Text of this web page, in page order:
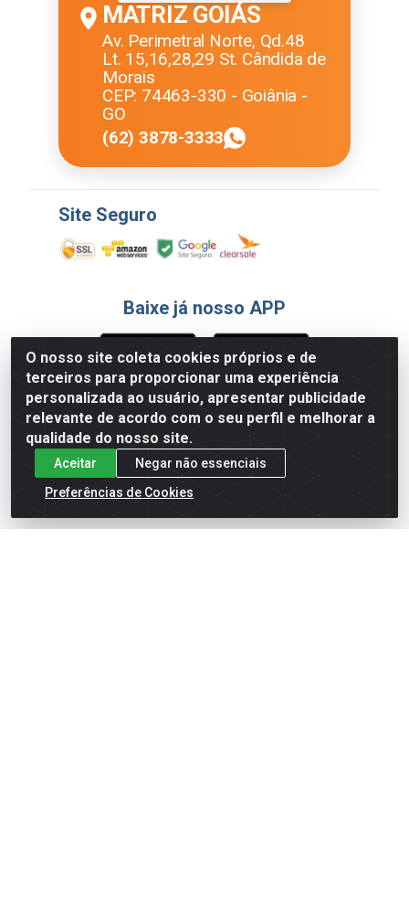
O nosso site coleta cookies próprios e de
terceiros para proporcionar uma experiência
personalizada ao usuário, apresentar publicidade
relevante de acordo com o seu perfil e melhorar a
qualidade do nosso site.
Aceitar
Negar não essenciais
Preferências de Cookies
MATRIZ GOIÁS
Av. Perimetral Norte, Qd.48
Lt. 15,16,28,29 St. Cândida de
Morais
CEP: 74463-330 - Goiânia -
GO
(62) 3878-3333
Site Seguro
Baixe já nosso APP
Formas de Pagamento